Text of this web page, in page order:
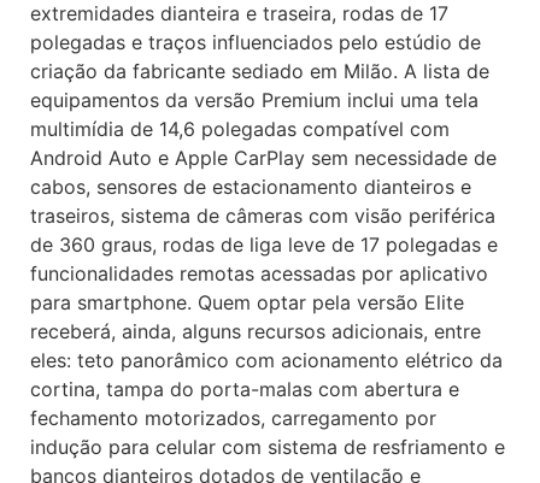
extremidades dianteira e traseira, rodas de 17
polegadas e traços influenciados pelo estúdio de
criação da fabricante sediado em Milão. A lista de
equipamentos da versão Premium inclui uma tela
multimídia de 14,6 polegadas compatível com
Android Auto e Apple CarPlay sem necessidade de
cabos, sensores de estacionamento dianteiros e
traseiros, sistema de câmeras com visão periférica
de 360 graus, rodas de liga leve de 17 polegadas e
funcionalidades remotas acessadas por aplicativo
para smartphone. Quem optar pela versão Elite
receberá, ainda, alguns recursos adicionais, entre
eles: teto panorâmico com acionamento elétrico da
cortina, tampa do porta-malas com abertura e
fechamento motorizados, carregamento por
indução para celular com sistema de resfriamento e
bancos dianteiros dotados de ventilação e